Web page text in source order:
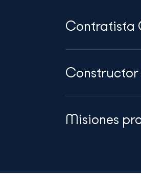
Contratista
Misiones